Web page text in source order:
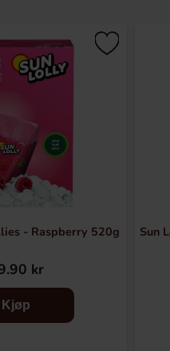
- Raspberry 520g
kr
Kjøp
Sun